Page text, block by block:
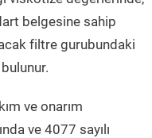
belgesine sahip
filtre gurubundaki
ve onarım
ve 4077 sayılı